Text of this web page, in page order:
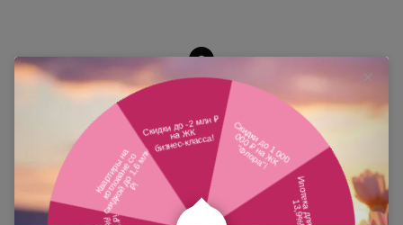
Похожие планировки